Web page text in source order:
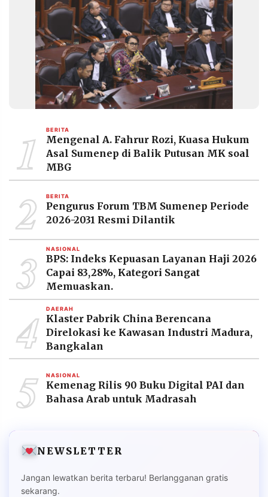
1 BERITA
Mengenal A. Fahrur Rozi, Kuasa Hukum
Asal Sumenep di Balik Putusan MK soal
MBG
2 BERITA
Pengurus Forum TBM Sumenep Periode
2026-2031 Resmi Dilantik
3 NASIONAL
BPS: Indeks Kepuasan Layanan Haji 2026
Capai 83,28%, Kategori Sangat
Memuaskan.
4 DAERAH
Klaster Pabrik China Berencana
Direlokasi ke Kawasan Industri Madura,
Bangkalan
5 NASIONAL
Kemenag Rilis 90 Buku Digital PAI dan
Bahasa Arab untuk Madrasah
NEWSLETTER
Jangan lewatkan berita terbaru! Berlangganan gratis
sekarang.